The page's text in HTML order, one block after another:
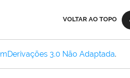
VOLTAR AO TOPO
3.0 Não Adaptada.